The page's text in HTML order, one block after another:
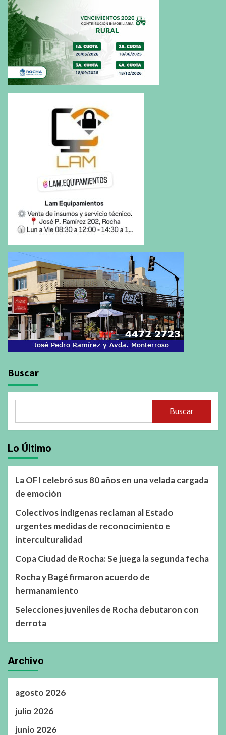
Buscar
Buscar
Lo Último
La OFI celebró sus 80 años en una velada cargada
de emoción
Colectivos indígenas reclaman al Estado
urgentes medidas de reconocimiento e
interculturalidad
Copa Ciudad de Rocha: Se juega la segunda fecha
Rocha y Bagé firmaron acuerdo de
hermanamiento
Selecciones juveniles de Rocha debutaron con
derrota
Archivo
agosto 2026
julio 2026
junio 2026